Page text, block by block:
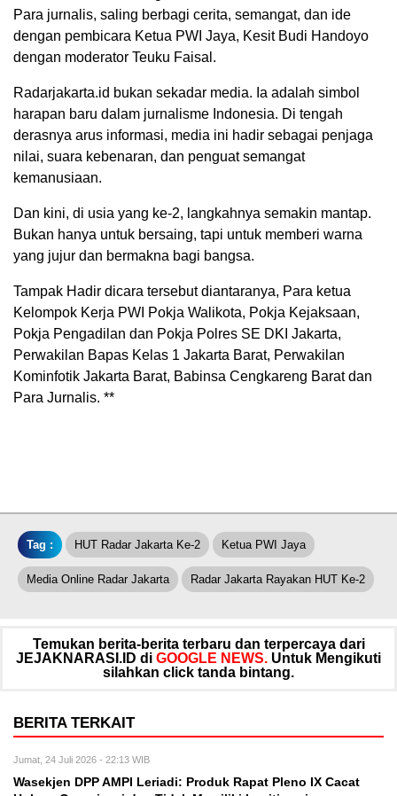
Para jurnalis, saling berbagi cerita, semangat, dan ide
dengan pembicara Ketua PWI Jaya, Kesit Budi Handoyo
dengan moderator Teuku Faisal.
Radarjakarta.id bukan sekadar media. Ia adalah simbol
harapan baru dalam jurnalisme Indonesia. Di tengah
derasnya arus informasi, media ini hadir sebagai penjaga
nilai, suara kebenaran, dan penguat semangat
kemanusiaan.
Dan kini, di usia yang ke-2, langkahnya semakin mantap.
Bukan hanya untuk bersaing, tapi untuk memberi warna
yang jujur dan bermakna bagi bangsa.
Tampak Hadir dicara tersebut diantaranya, Para ketua
Kelompok Kerja PWI Pokja Walikota, Pokja Kejaksaan,
Pokja Pengadilan dan Pokja Polres SE DKI Jakarta,
Perwakilan Bapas Kelas 1 Jakarta Barat, Perwakilan
Kominfotik Jakarta Barat, Babinsa Cengkareng Barat dan
Para Jurnalis. **
Tag : HUT Radar Jakarta Ke-2 Ketua PWI Jaya
Media Online Radar Jakarta Radar Jakarta Rayakan HUT Ke-2
Temukan berita-berita terbaru dan terpercaya dari
JEJAKNARASI.ID di GOOGLE NEWS. Untuk Mengikuti
silahkan click tanda bintang.
BERITA TERKAIT
Jumat, 24 Juli 2026 - 22:13 WIB
Wasekjen DPP AMPI Leriadi: Produk Rapat Pleno IX Cacat